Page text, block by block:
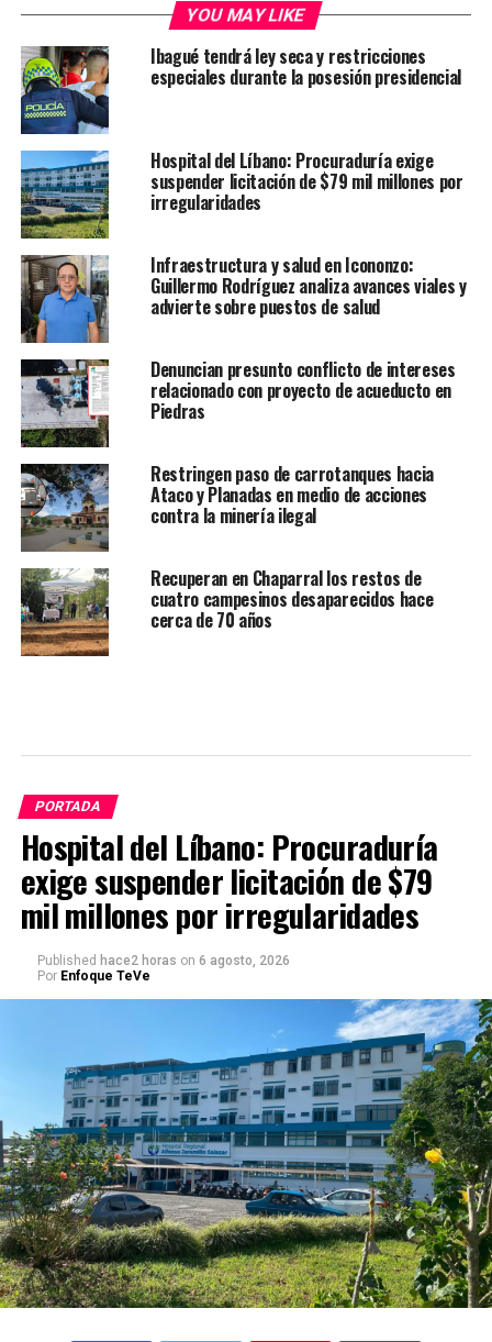
YOU MAY LIKE
Ibagué tendrá ley seca y restricciones
especiales durante la posesión presidencial
Hospital del Líbano: Procuraduría exige
suspender licitación de $79 mil millones por
irregularidades
Infraestructura y salud en Icononzo:
Guillermo Rodríguez analiza avances viales y
advierte sobre puestos de salud
Denuncian presunto conflicto de intereses
relacionado con proyecto de acueducto en
Piedras
Restringen paso de carrotanques hacia
Ataco y Planadas en medio de acciones
contra la minería ilegal
Recuperan en Chaparral los restos de
cuatro campesinos desaparecidos hace
cerca de 70 años
PORTADA
Hospital del Líbano: Procuraduría
exige suspender licitación de $79
mil millones por irregularidades
Published hace2 horas on 6 agosto, 2026
Por Enfoque TeVe